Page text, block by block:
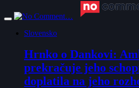
Slovensko
Hrnko o Dankovi:
prekračuje jeho
doplatila na jeho